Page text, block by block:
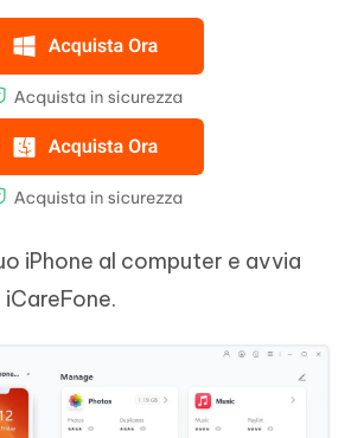
iPhone al computer e avvia